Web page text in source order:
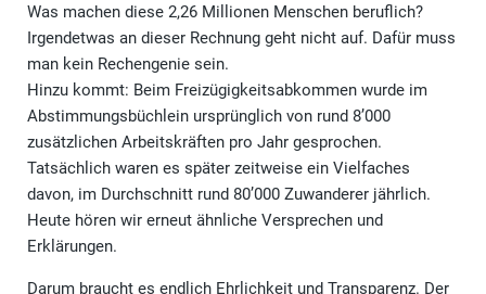
Was machen diese 2,26 Millionen Menschen beruflich?
Irgendetwas an dieser Rechnung geht nicht auf. Dafür muss
man kein Rechengenie sein.
Hinzu kommt: Beim Freizügigkeitsabkommen wurde im
Abstimmungsbüchlein ursprünglich von rund 8’000
zusätzlichen Arbeitskräften pro Jahr gesprochen.
Tatsächlich waren es später zeitweise ein Vielfaches
davon, im Durchschnitt rund 80’000 Zuwanderer jährlich.
Heute hören wir erneut ähnliche Versprechen und
Erklärungen.
Darum braucht es endlich Ehrlichkeit und Transparenz. Der